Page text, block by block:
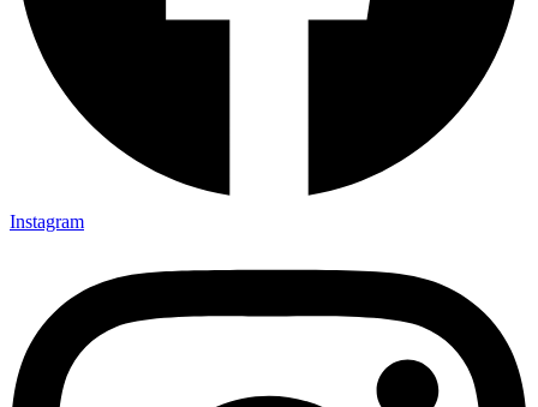
Instagram